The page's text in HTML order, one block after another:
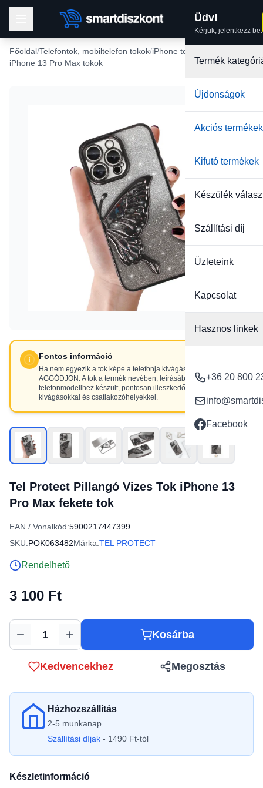
Üdv!
Kérjük, jelentkezz be.
Termék
Újdonságok
Akciós termékek
Kifutó termékek
Készülék
Szállítási díj
Üzleteink
Kapcsolat
Hasznos linkek
+36 20 800
Facebook
Főoldal Telefontok, mobiltelefon tokok iPhone tokok
iPhone 13 Pro Max tokok
Fontos információ
Ha nem egyezik a tok képe a telefonja kivágásaival, NE
AGGÓDJON. A tok a termék nevében, leírásában szereplő
telefonmodellhez készült, pontosan illeszkedő
kivágásokkal és csatlakozóhelyekkel.
Tel Protect Pillangó Vizes Tok iPhone 13
Pro Max fekete tok
EAN / Vonalkód:5900217447399
SKU:POK063482Márka:TEL PROTECT
Rendelhető
3 100 Ft
Mennyiség Kosárba
Kedvencekhez Megosztás
Házhozszállítás
2-5 munkanap
Szállítási díjak - 1490 Ft-tól
Készletinformáció